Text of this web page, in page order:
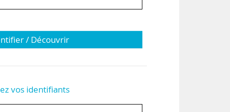
/ Découvrir
vos identifiants